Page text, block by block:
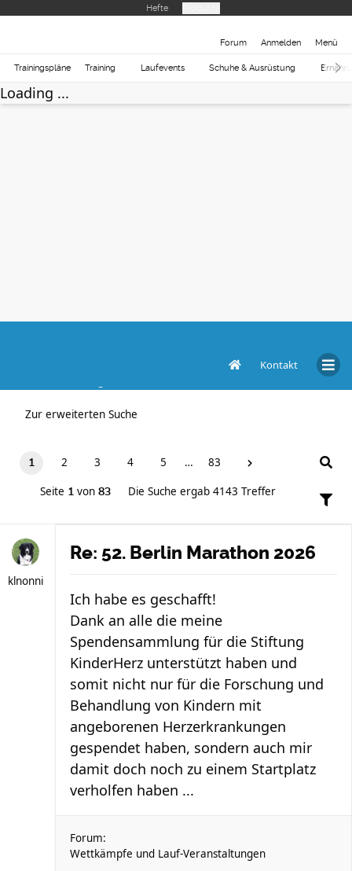
Hefte
Forum Anmelden Menü
Trainingspläne Training Laufevents Schuhe & Ausrüstung
Loading ...
Kontakt
Zur erweiterten Suche
1 2 3 4 5 … 83
Seite 1 von 83 Die Suche ergab 4143 Treffer
klnonni
Re: 52. Berlin Marathon 2026
Ich habe es geschafft!
Dank an alle die meine
Spendensammlung für die Stiftung
KinderHerz unterstützt haben und
somit nicht nur für die Forschung und
Behandlung von Kindern mit
angeborenen Herzerkrankungen
gespendet haben, sondern auch mir
damit doch noch zu einem Startplatz
verholfen haben ...
Forum:
Wettkämpfe und Lauf-Veranstaltungen